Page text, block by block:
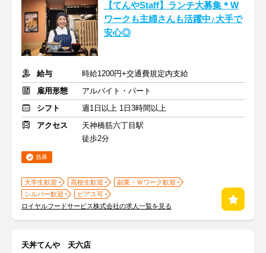
【てんやStaff】ランチ大募集＊W
ワークも主婦さんも活躍中♪大手で
安心◎
給与
時給1200円+交通費規定内支給
雇用形態
アルバイト・パート
シフト
週1日以上 1日3時間以上
アクセス
天神橋筋六丁目駅
徒歩2分
急募
大学生歓迎 高校生歓迎
副業・Ｗワーク歓迎
シルバー歓迎
ピアス可
ロイヤルフードサービス株式会社の求人一覧を見る
天丼てんや 天六店